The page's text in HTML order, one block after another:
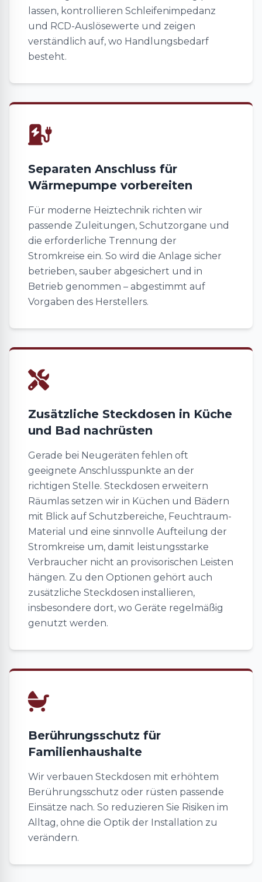
lassen, kontrollieren Schleifenimpedanz
und RCD-Auslösewerte und zeigen
verständlich auf, wo Handlungsbedarf
besteht.
Separaten Anschluss für
Wärmepumpe vorbereiten
Für moderne Heiztechnik richten wir
passende Zuleitungen, Schutzorgane und
die erforderliche Trennung der
Stromkreise ein. So wird die Anlage sicher
betrieben, sauber abgesichert und in
Betrieb genommen – abgestimmt auf
Vorgaben des Herstellers.
Zusätzliche Steckdosen in Küche
und Bad nachrüsten
Gerade bei Neugeräten fehlen oft
geeignete Anschlusspunkte an der
richtigen Stelle. Steckdosen erweitern
Räumlas setzen wir in Küchen und Bädern
mit Blick auf Schutzbereiche, Feuchtraum-
Material und eine sinnvolle Aufteilung der
Stromkreise um, damit leistungsstarke
Verbraucher nicht an provisorischen Leisten
hängen. Zu den Optionen gehört auch
zusätzliche Steckdosen installieren,
insbesondere dort, wo Geräte regelmäßig
genutzt werden.
Berührungsschutz für
Familienhaushalte
Wir verbauen Steckdosen mit erhöhtem
Berührungsschutz oder rüsten passende
Einsätze nach. So reduzieren Sie Risiken im
Alltag, ohne die Optik der Installation zu
verändern.